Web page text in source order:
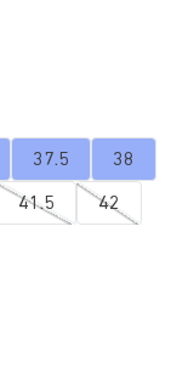
37.5 38
41.5 42